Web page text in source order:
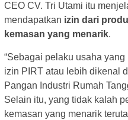
CEO CV. Tri Utami itu
mendapatkan izin dari
kemasan yang menarik.
“Sebagai pelaku usaha
izin PIRT atau lebih dikenal
Pangan Industri Rumah
Selain itu, yang tidak kalah
kemasan yang menarik